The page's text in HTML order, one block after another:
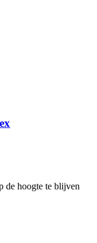
de hoogte te blijven